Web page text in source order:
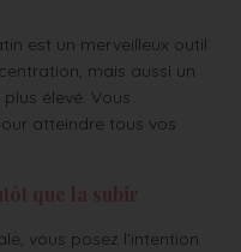
est un merveilleux outil
mais aussi un
élevé. Vous
atteindre tous vos
vous posez l’intention